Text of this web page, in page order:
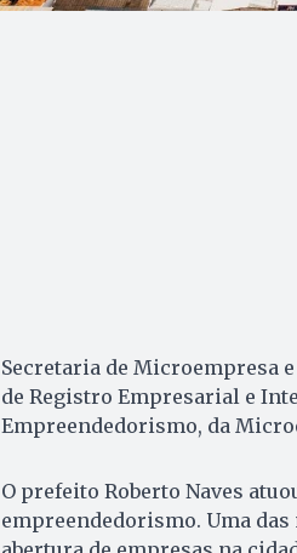
Secretaria de Microempresa
de Registro Empresarial e
Empreendedorismo, da
O prefeito Roberto Naves
empreendedorismo. Uma